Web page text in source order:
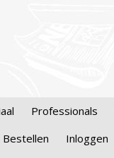
Professionals
Bestellen
Inloggen